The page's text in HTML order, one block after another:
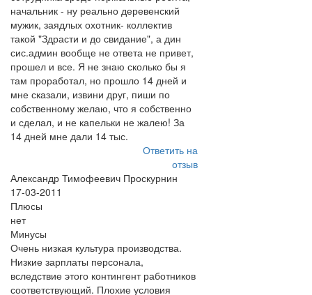
начальник - ну реально деревенский
мужик, заядлых охотник- коллектив
такой "Здрасти и до свидание", а дин
сис.админ вообще не ответа не привет,
прошел и все. Я не знаю сколько бы я
там проработал, но прошло 14 дней и
мне сказали, извини друг, пиши по
собственному желаю, что я собственно
и сделал, и не капельки не жалею! За
14 дней мне дали 14 тыс.
Ответить на
отзыв
Александр Тимофеевич Проскурнин
17-03-2011
Плюсы
нет
Минусы
Очень низкая культура производства.
Низкие зарплаты персонала,
вследствие этого контингент работников
соответствующий. Плохие условия